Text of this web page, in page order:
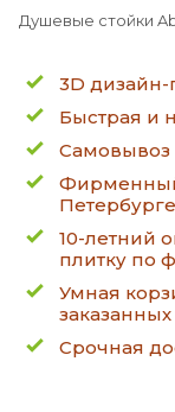
Душевые стойки
3D дизайн-
Быстрая и
Самовывоз
Фирменный
Петербурге
10-летний
плитку по
Умная
Срочная